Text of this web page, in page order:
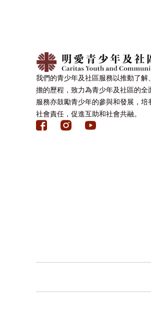
我們的青少年及社區服務以推動了解
擔的歷程，致力為青少年及社區的全
服務亦鼓勵青少年的參與和發展，培
社會責任，促進互助和社會共融。